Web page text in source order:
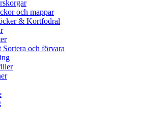
och mappar
& Kortfodral
och förvara